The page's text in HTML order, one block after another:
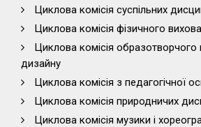
Циклова комісія суспільних
Циклова комісія фізичного
Циклова комісія образотворчого
дизайну
Циклова комісія з педагогічної
Циклова комісія природничих
Циклова комісія музики і